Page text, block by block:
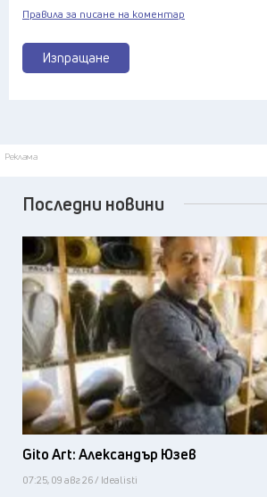
Изпращане
Правила за писане на коментар
Реклама
Последни новини
Gito Art: Александър Юзев
07:25, 09 авг 26 / Idealisti